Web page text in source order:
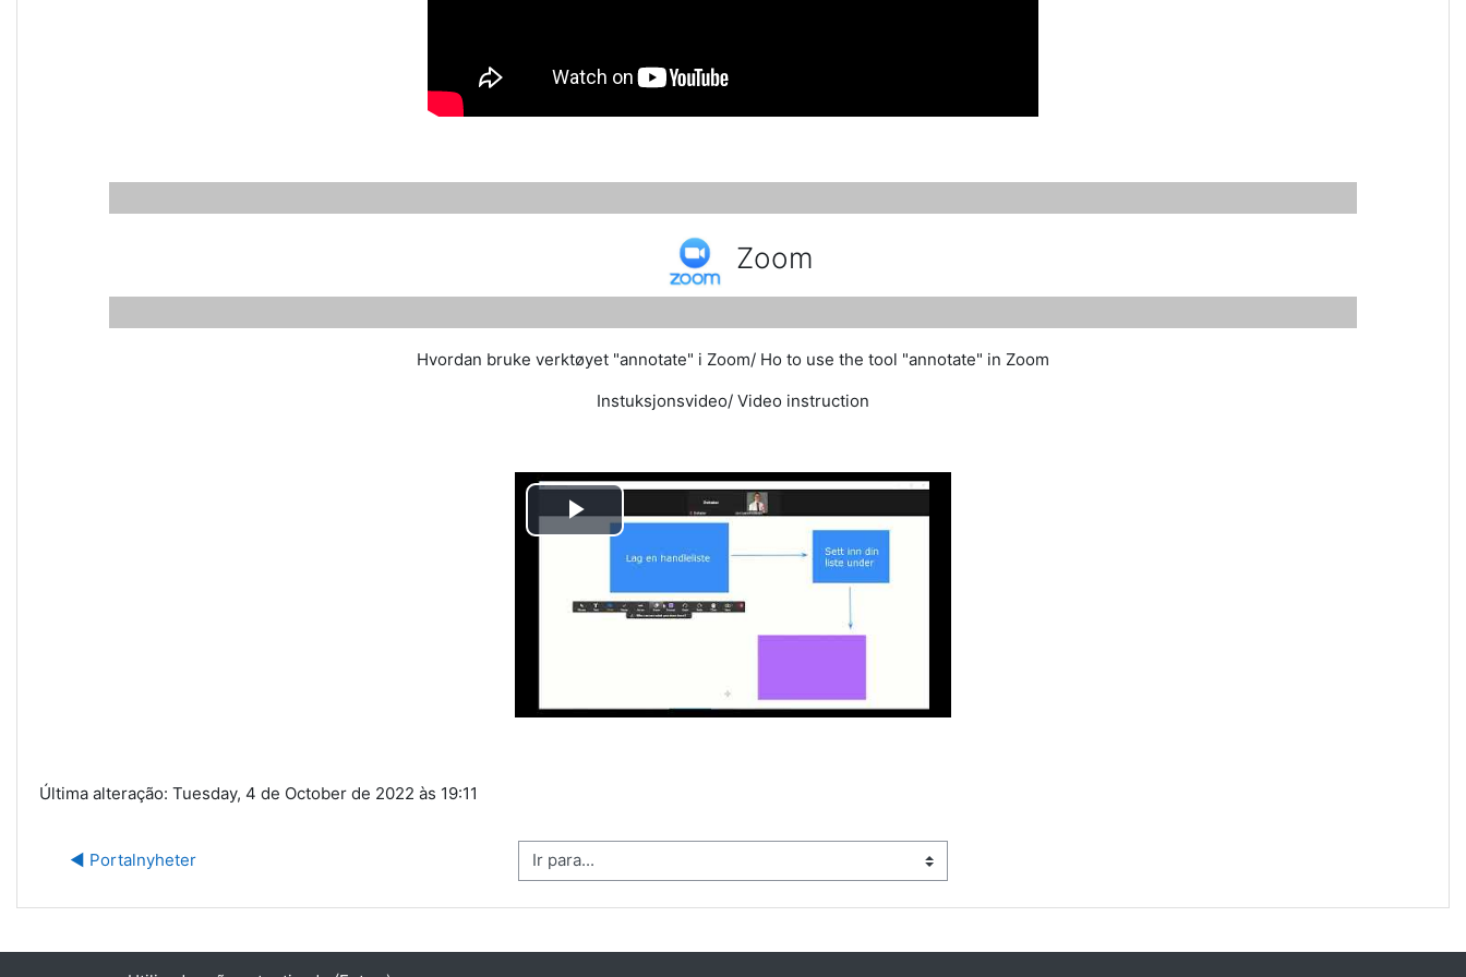
Zoom
Hvordan bruke verktøyet "annotate" i Zoom/ Ho to use the tool "annotate" in Zoom
Instuksjonsvideo/ Video instruction
Tocar
Vídeo
Última alteração: Tuesday, 4 de October de 2022 às 19:11
◀︎ Portalnyheter Ir para...